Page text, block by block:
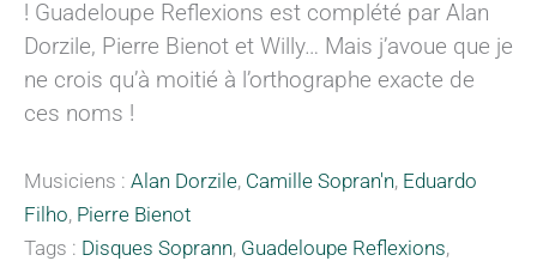
! Guadeloupe Reflexions est complété par Alan
Dorzile, Pierre Bienot et Willy… Mais j’avoue que je
ne crois qu’à moitié à l’orthographe exacte de
ces noms !
Musiciens : Alan Dorzile, Camille Sopran'n, Eduardo
Filho, Pierre Bienot
Tags : Disques Soprann, Guadeloupe Reflexions,